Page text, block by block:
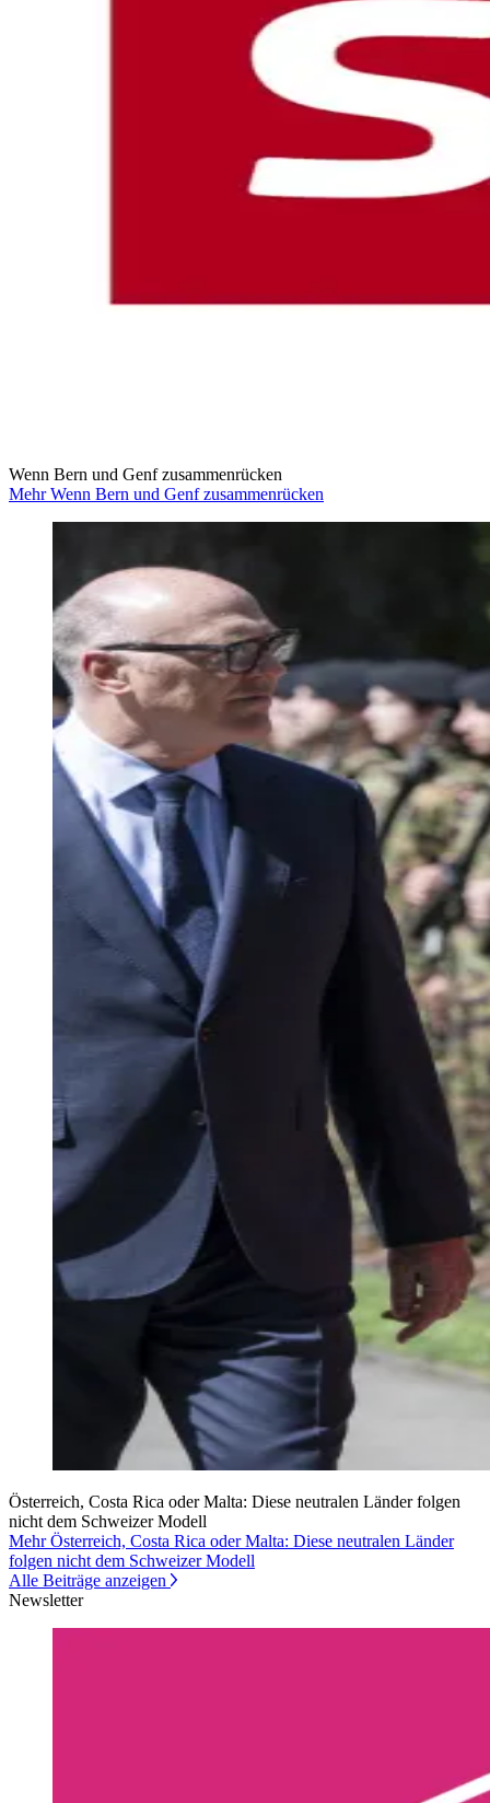
Wenn Bern und Genf zusammenrücken
Mehr Wenn Bern und Genf zusammenrücken
Österreich, Costa Rica oder Malta: Diese neutralen Länder folgen
nicht dem Schweizer Modell
Mehr Österreich, Costa Rica oder Malta: Diese neutralen Länder
folgen nicht dem Schweizer Modell
Alle Beiträge anzeigen
Newsletter